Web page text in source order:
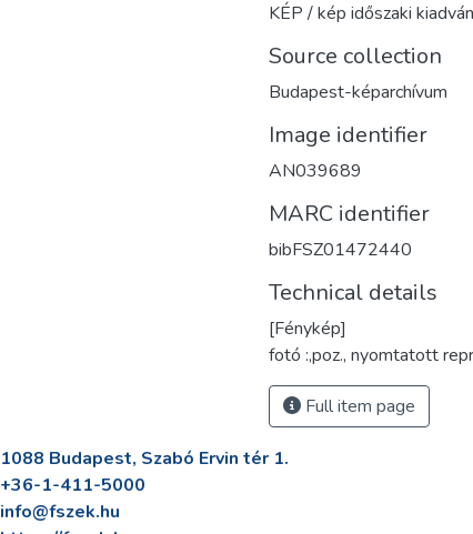
KÉP / kép időszaki
Source collection
Budapest-képarchívum
Image identifier
AN039689
MARC identifier
bibFSZ01472440
Technical details
[Fénykép]
fotó :,poz., nyomtatott
Full item page
1088 Budapest, Szabó Ervin tér 1.
+36-1-411-5000
info@fszek.hu